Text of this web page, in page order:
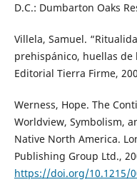
D.C.: Dumbarton Oaks
Villela, Samuel.
prehispánico, huellas de
Editorial Tierra Firme,
Werness, Hope. The
Worldview, Symbolism,
Native North America.
Publishing Group Ltd.,
https://doi.org/10.1215/